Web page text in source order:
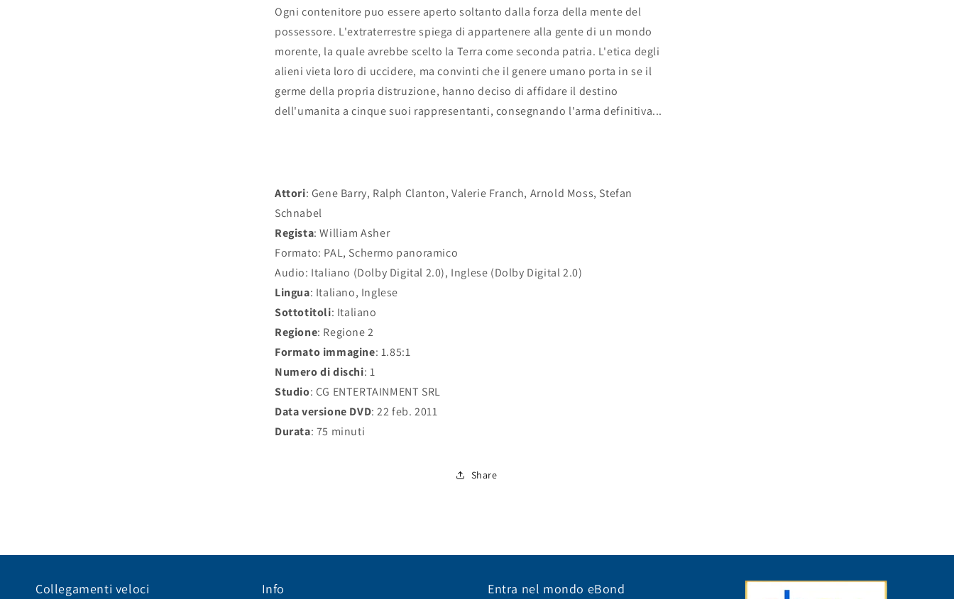
Ogni contenitore puo essere aperto soltanto dalla forza della mente del
possessore. L'extraterrestre spiega di appartenere alla gente di un mondo
morente, la quale avrebbe scelto la Terra come seconda patria. L'etica degli
alieni vieta loro di uccidere, ma convinti che il genere umano porta in se il
germe della propria distruzione, hanno deciso di affidare il destino
dell'umanita a cinque suoi rappresentanti, consegnando l'arma definitiva...
Attori: Gene Barry, Ralph Clanton, Valerie Franch, Arnold Moss, Stefan
Schnabel
Regista: William Asher
Formato: PAL, Schermo panoramico
Audio: Italiano (Dolby Digital 2.0), Inglese (Dolby Digital 2.0)
Lingua: Italiano, Inglese
Sottotitoli: Italiano
Regione: Regione 2
Formato immagine: 1.85:1
Numero di dischi: 1
Studio: CG ENTERTAINMENT SRL
Data versione DVD: 22 feb. 2011
Durata: 75 minuti
Share
Collegamenti veloci Info Entra nel mondo eBond